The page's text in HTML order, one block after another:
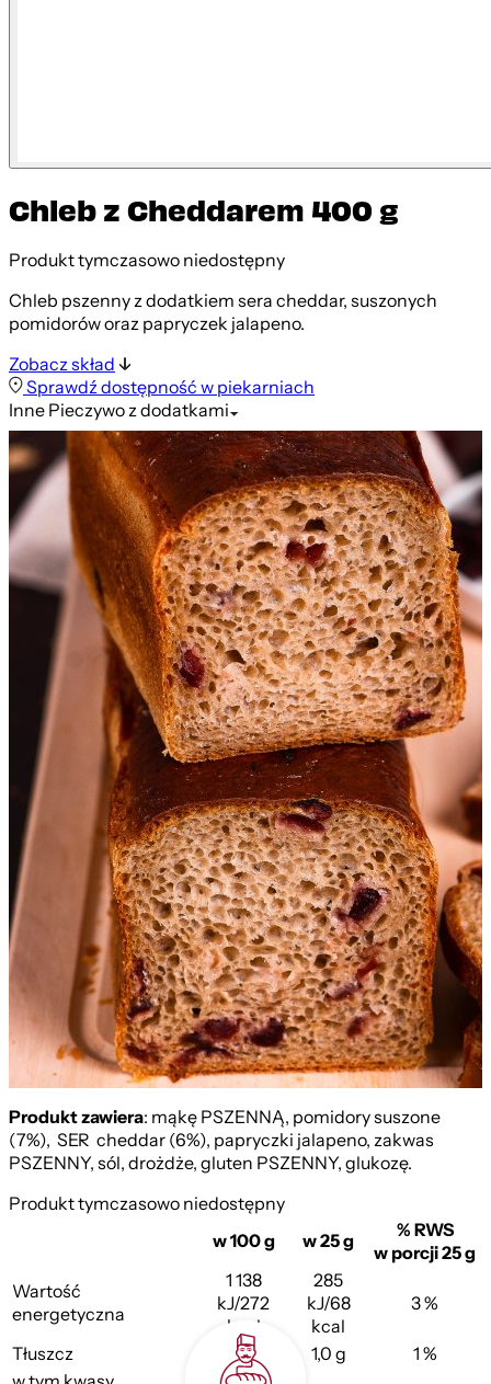
Chleb z Cheddarem 400 g
Produkt tymczasowo niedostępny
Chleb pszenny z dodatkiem sera cheddar, suszonych
pomidorów oraz papryczek jalapeno.
Zobacz skład
Sprawdź dostępność w piekarniach
InnePieczywo z dodatkami
Z Żurawiną
Produkt zawiera: mąkę PSZENNĄ, pomidory suszone
(7%), SER cheddar (6%), papryczki jalapeno, zakwas
PSZENNY, sól, drożdże, gluten PSZENNY, glukozę.
Produkt tymczasowo niedostępny
w 100 g
w 25 g
% RWS
w porcji 25 g
Wartość
energetyczna
1 138
kJ/272
kcal
285
kJ/68
kcal
3 %
Tłuszcz 3,8 g 1,0 g
1 %